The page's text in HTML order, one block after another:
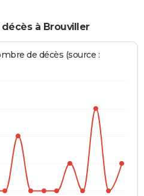
à Brouviller
de décès (source :